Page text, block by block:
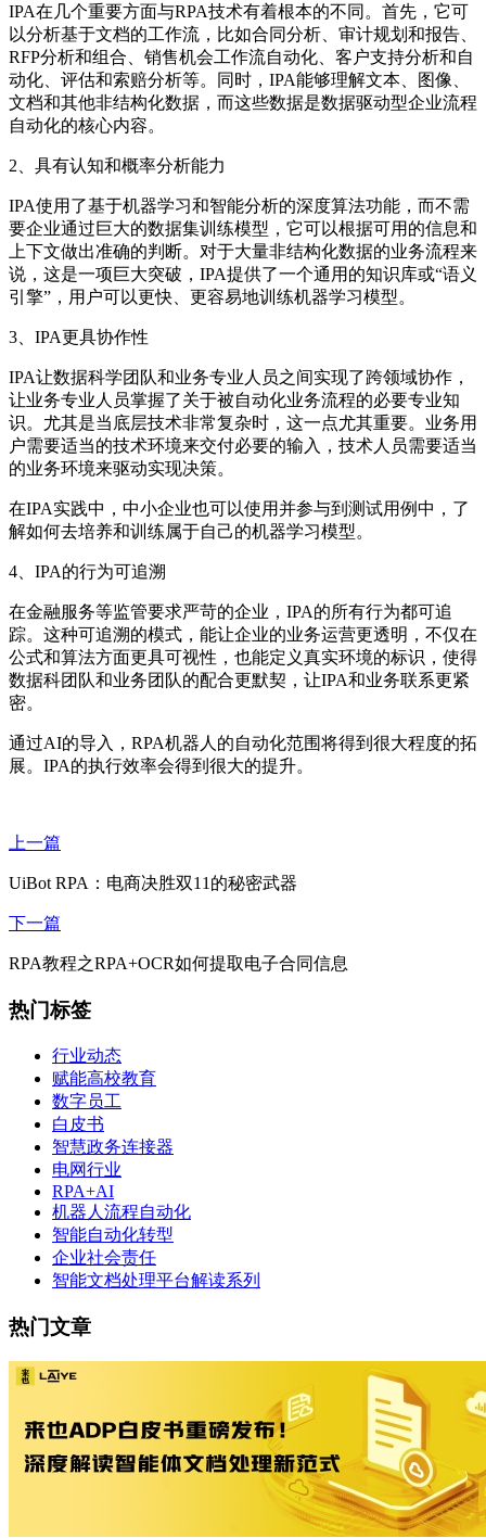
IPA在几个重要方面与RPA技术有着根本的不同。首先，它可
以分析基于文档的工作流，比如合同分析、审计规划和报告、
RFP分析和组合、销售机会工作流自动化、客户支持分析和自
动化、评估和索赔分析等。同时，IPA能够理解文本、图像、
文档和其他非结构化数据，而这些数据是数据驱动型企业流程
自动化的核心内容。
2、具有认知和概率分析能力
IPA使用了基于机器学习和智能分析的深度算法功能，而不需
要企业通过巨大的数据集训练模型，它可以根据可用的信息和
上下文做出准确的判断。对于大量非结构化数据的业务流程来
说，这是一项巨大突破，IPA提供了一个通用的知识库或“语义
引擎”，用户可以更快、更容易地训练机器学习模型。
3、IPA更具协作性
IPA让数据科学团队和业务专业人员之间实现了跨领域协作，
让业务专业人员掌握了关于被自动化业务流程的必要专业知
识。尤其是当底层技术非常复杂时，这一点尤其重要。业务用
户需要适当的技术环境来交付必要的输入，技术人员需要适当
的业务环境来驱动实现决策。
在IPA实践中，中小企业也可以使用并参与到测试用例中，了
解如何去培养和训练属于自己的机器学习模型。
4、IPA的行为可追溯
在金融服务等监管要求严苛的企业，IPA的所有行为都可追
踪。这种可追溯的模式，能让企业的业务运营更透明，不仅在
公式和算法方面更具可视性，也能定义真实环境的标识，使得
数据科团队和业务团队的配合更默契，让IPA和业务联系更紧
密。
通过AI的导入，RPA机器人的自动化范围将得到很大程度的拓
展。IPA的执行效率会得到很大的提升。
上一篇
UiBot RPA：电商决胜双11的秘密武器
下一篇
RPA教程之RPA+OCR如何提取电子合同信息
热门标签
行业动态
赋能高校教育
数字员工
白皮书
智慧政务连接器
电网行业
RPA+AI
机器人流程自动化
智能自动化转型
企业社会责任
智能文档处理平台解读系列
热门文章